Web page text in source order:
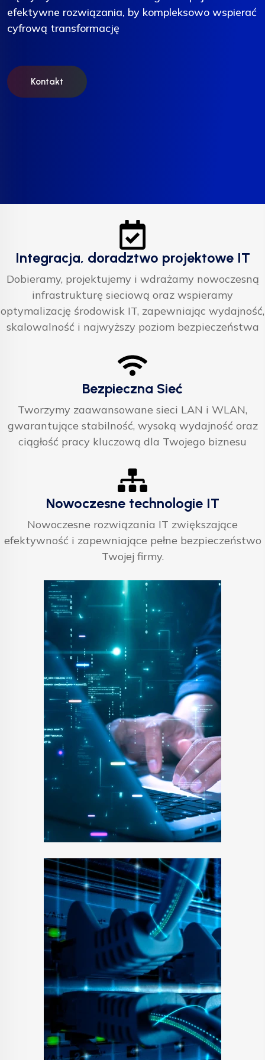
efektywne rozwiązania, by kompleksowo wspierać
cyfrową transformację
Kontakt
efektywne rozwiązania, by kompleksowo wspierać
cyfrową transformację
Kontakt
efektywne rozwiązania, by kompleksowo wspierać
cyfrową transformację
Kontakt
Integracja, doradztwo projektowe IT
Dobieramy, projektujemy i wdrażamy nowoczesną
infrastrukturę sieciową oraz wspieramy
optymalizację środowisk IT, zapewniając wydajność,
skalowalność i najwyższy poziom bezpieczeństwa
Bezpieczna Sieć
Tworzymy zaawansowane sieci LAN i WLAN,
gwarantujące stabilność, wysoką wydajność oraz
ciągłość pracy kluczową dla Twojego biznesu
Nowoczesne technologie IT
Nowoczesne rozwiązania IT zwiększające
efektywność i zapewniające pełne bezpieczeństwo
Twojej firmy.